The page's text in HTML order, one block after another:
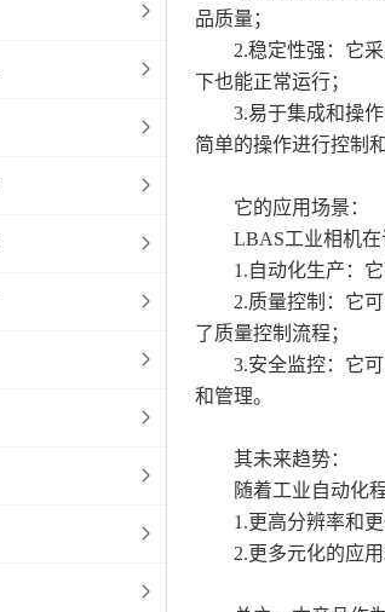
品质量；
2.稳定性强：它采
下也能正常运行；
3.易于集成和操作
简单的操作进行控制
它的应用场景：
LBAS工业相机在许
1.自动化生产：它
2.质量控制：它可
了质量控制流程；
3.安全监控：它可
和管理。
其未来趋势：
随着工业自动化程
1.更高分辨率和更
2.更多元化的应用